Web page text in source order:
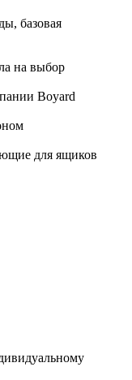
базовая
на выбор
Boyard
для ящиков